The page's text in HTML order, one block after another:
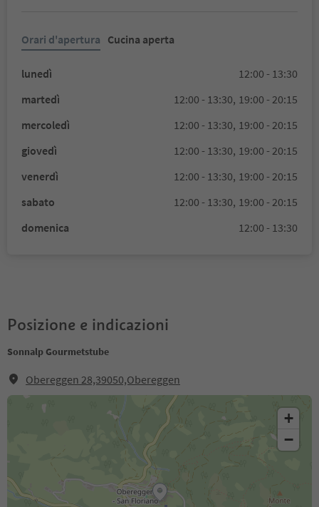
Orari d'apertura Cucina aperta
lunedì
12:00 - 13:30
martedì
12:00 - 13:30, 19:00 - 20:15
mercoledì
12:00 - 13:30, 19:00 - 20:15
giovedì
12:00 - 13:30, 19:00 - 20:15
venerdì
12:00 - 13:30, 19:00 - 20:15
sabato
12:00 - 13:30, 19:00 - 20:15
domenica
12:00 - 13:30
Posizione e indicazioni
Sonnalp Gourmetstube
Obereggen 28,39050,Obereggen
+
−